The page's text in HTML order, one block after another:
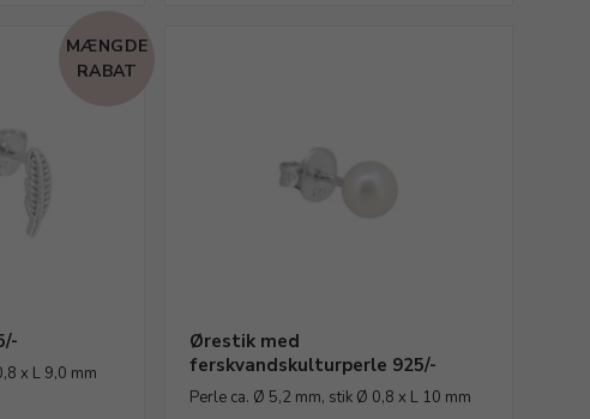
MÆNGDE
RABAT
x L 9,0 mm
Ørestik med
ferskvandskulturperle 925/-
Perle ca. Ø 5,2 mm, stik Ø 0,8 x L 10 mm